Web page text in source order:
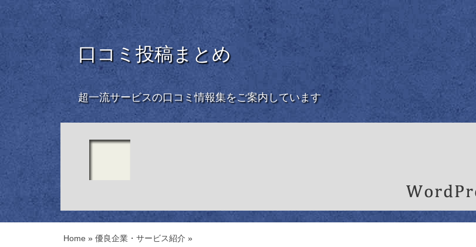
口コミ投稿まとめ
超一流サービスの口コミ情報集をご案内しています
Home » 優良企業・サービス紹介 »